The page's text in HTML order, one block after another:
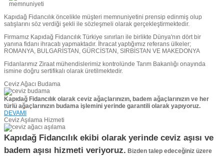
Kapıdağ Fidancılık öncelikle müşteri memnuniyetini prensip edinmiş olup
satışlarını söz verdiği şekli ile sözleşmeli olarak gerçekleştirmektedir.
Firmamız Kapıdağ Fidancılık Türkiye sınırları ile birlikte Dünya'nın dört bir
yanına fidanı ihracatı yapmaktadır. İhracat yaptığımız referans ülkeler;
ROMANYA, BULGARİSTAN, GÜRCİSTAN, SIRBİSTAN VE MAKEDONYA
Fidanlarımız Ziraat mühendislerimiz kontrolünde Tarım Bakanlığı onayında
ismine doğru sertifikalı olarak üretilmektedir.
Ceviz Ağacı Budama
Kapıdağ Fidancılık olarak ceviz ağaçlarınızın, badem ağaçlarınızın ve her
türlü ağaçlarınızın budama işlemini yerinde garantili olarak yapıyoruz.
DEVAMI
Ceviz Aşılama Hizmeti
Kapıdağ Fidancılık ekibi olarak yerinde ceviz aşısı ve
badem aşısı hizmeti veriyoruz. Bizden talep edeceğiniz üzere